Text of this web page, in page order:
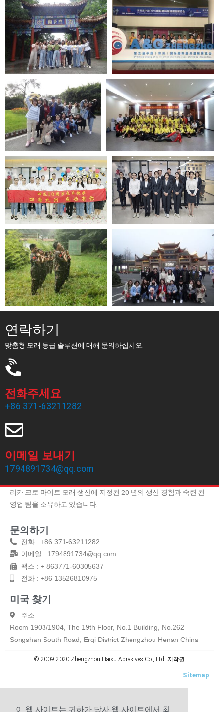
이 웹 사이트는 귀하가 당사 웹 사이트에서 최
연락하기
맞춤형 모래 등급 솔루션에 대해 문의하십시오.
전화주세요
+86 371-63211282
이메일 보내기
1794891734@qq.com
리카 크로 마이트 모래 생산에 지정된 20 년의 생산 경험과 숙련 된
영업 팀을 소유하고 있습니다.
문의하기
전화 : +86 371-63211282
이메일 : 1794891734@qq.com
팩스 : + 863771-60305637
전화 : +86 13526810975
미국 찾기
주소
Room 1903/1904, The 19th Floor, No.1 Building, No.262
Songshan South Road, Erqi District Zhengzhou Henan China
© 2009-2020 Zhengzhou Haixu Abrasives Co., Ltd. 저작권
Sitemap